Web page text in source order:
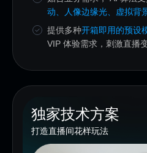
动、人像边缘光、虚拟背
提供多种开箱即用的预设
VIP 体验需求，刺激直播
独家技术方案
打造直播间花样玩法